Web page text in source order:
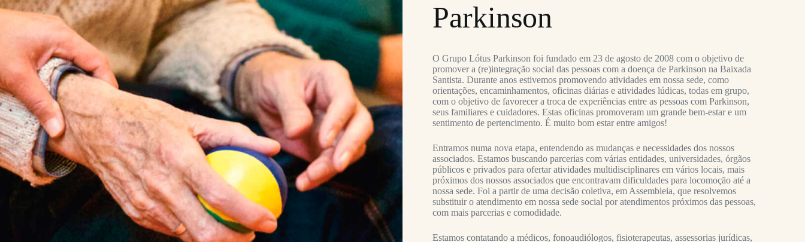
Parkinson
O Grupo Lótus Parkinson foi fundado em 23 de agosto de 2008 com o objetivo de
promover a (re)integração social das pessoas com a doença de Parkinson na Baixada
Santista. Durante anos estivemos promovendo atividades em nossa sede, como
orientações, encaminhamentos, oficinas diárias e atividades lúdicas, todas em grupo,
com o objetivo de favorecer a troca de experiências entre as pessoas com Parkinson,
seus familiares e cuidadores. Estas oficinas promoveram um grande bem-estar e um
sentimento de pertencimento. É muito bom estar entre amigos!
Entramos numa nova etapa, entendendo as mudanças e necessidades dos nossos
associados. Estamos buscando parcerias com várias entidades, universidades, órgãos
públicos e privados para ofertar atividades multidisciplinares em vários locais, mais
próximos dos nossos associados que encontravam dificuldades para locomoção até a
nossa sede. Foi a partir de uma decisão coletiva, em Assembleia, que resolvemos
substituir o atendimento em nossa sede social por atendimentos próximos das pessoas,
com mais parcerias e comodidade.
Estamos contatando a médicos, fonoaudiólogos, fisioterapeutas, assessorias jurídicas,